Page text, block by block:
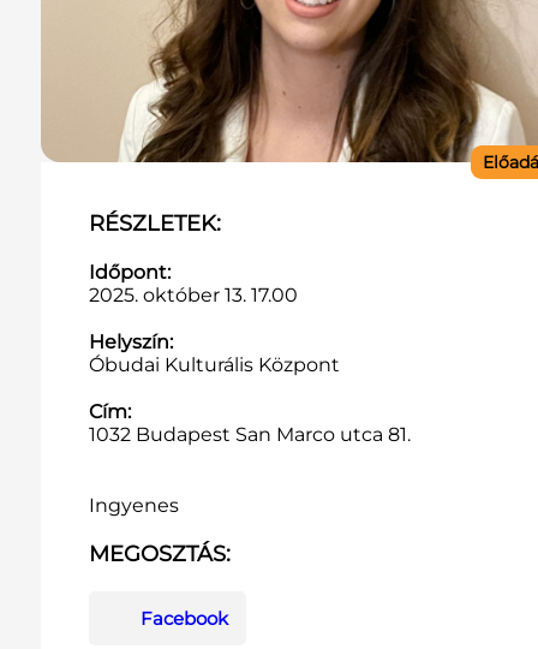
RÉSZLETEK:
Időpont:
2025. október 13. 17.00
Helyszín:
Óbudai Kulturális Központ
Cím:
1032 Budapest San Marco utca 81.
Ingyenes
MEGOSZTÁS:
Facebook